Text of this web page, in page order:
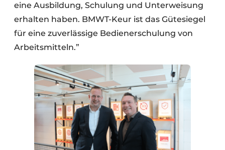
eine Ausbildung, Schulung und Unterweisung
erhalten haben. BMWT-Keur ist das Gütesiegel
für eine zuverlässige Bedienerschulung von
Arbeitsmitteln.”